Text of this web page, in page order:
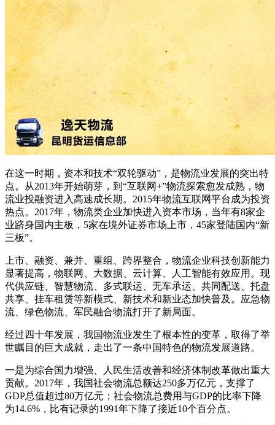
在这一时期，资本和技术“双轮驱动”，是物流业发展的突出特
点。从2013年开始萌芽，到“互联网+”物流探索愈发成熟，物
流业投融资进入高速成长期。2015年物流互联网平台成为投资
热点。2017年，物流类企业加快进入资本市场，当年有8家企
业跻身国内主板，5家在境外证券市场上市，45家登陆国内“新
三板”。
上市、融资、兼并、重组、跨界整合，物流企业科技创新能力
显著提高，物联网、大数据、云计算、人工智能有效应用。现
代供应链、智慧物流、多式联运、无车承运、共同配送、托盘
共享、挂车租赁等新模式、新技术和新业态加快普及。应急物
流、绿色物流、军民融合物流打开了新局面。
经过四十年发展，我国物流业发生了根本性的变革，取得了举
世瞩目的巨大成就，走出了一条中国特色的物流发展道路。
一是为综合国力增强、人民生活改善和经济体制改革做出重大
贡献。2017年，我国社会物流总额达250多万亿元，支撑了
GDP总值超过80万亿元；社会物流总费用与GDP的比率下降
为14.6%，比有记录的1991年下降了接近10个百分点。